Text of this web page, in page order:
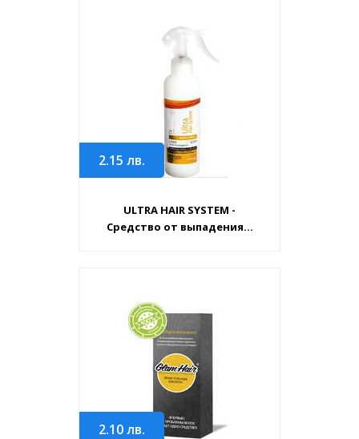
2.15 лв.
ULTRA HAIR SYSTEM -
Средство от выпадения...
2.10лв.